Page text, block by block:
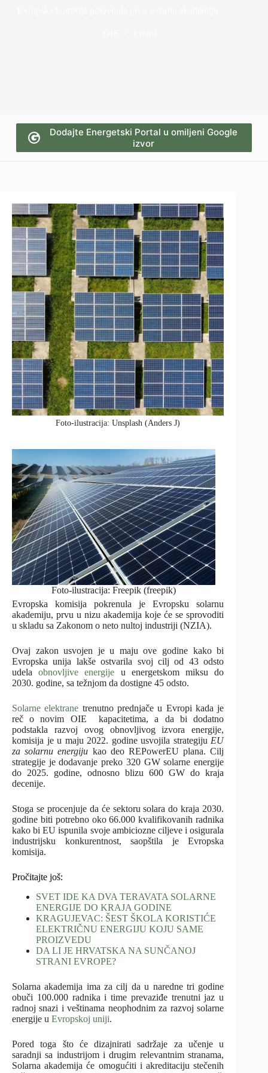
Dodajte Energetski Portal u omiljeni Google
izvor
Foto-ilustracija: Unsplash (Anders J)
Foto-ilustracija: Freepik (freepik)
Evropska komisija pokrenula je Evropsku solarnu
akademiju, prvu u nizu akademija koje će se sprovoditi
u skladu sa Zakonom o neto nultoj industriji (NZIA).
Ovaj zakon usvojen je u maju ove godine kako bi
Evropska unija lakše ostvarila svoj cilj od 43 odsto
udelaobnovljive energije u energetskom miksu do
2030. godine, sa težnjom da dostigne 45 odsto.
Solarne elektrane trenutno prednjače u Evropi kada je
reč o novim OIE kapacitetima, a da bi dodatno
podstakla razvoj ovog obnovljivog izvora energije,
komisija je u maju 2022. godine usvojila strategiju EU
za solarnu energiju kao deo REPowerEU plana. Cilj
strategije je dodavanje preko 320 GW solarne energije
do 2025. godine, odnosno blizu 600 GW do kraja
decenije.
Stoga se procenjuje da će sektoru solara do kraja 2030.
godine biti potrebno oko 66.000 kvalifikovanih radnika
kako bi EU ispunila svoje ambiciozne ciljeve i osigurala
industrijsku konkurentnost, saopštila je Evropska
komisija.
Pročitajte još:
SVET IDE KA DVA TERAVATA SOLARNE
ENERGIJE DO KRAJA GODINE
KRAGUJEVAC: ŠEST ŠKOLA KORISTIĆE
ELEKTRIČNU ENERGIJU KOJU SAME
PROIZVEDU
DA LI JE HRVATSKA NA SUNČANOJ
STRANI EVROPE?
Solarna akademija ima za cilj da u naredne tri godine
obuči 100.000 radnika i time prevaziđe trenutni jaz u
radnoj snazi i veštinama neophodnim za razvoj solarne
energije u Evropskoj uniji.
Pored toga što će dizajnirati sadržaje za učenje u
saradnji sa industrijom i drugim relevantnim stranama,
Solarna akademija će omogućiti i akreditaciju stečenih